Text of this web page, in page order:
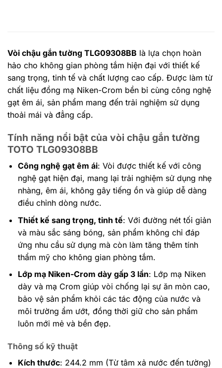
Vòi chậu gắn tường TLG09308BB là lựa chọn hoàn
hảo cho không gian phòng tắm hiện đại với thiết kế
sang trọng, tinh tế và chất lượng cao cấp. Được làm từ
chất liệu đồng mạ Niken-Crom bền bỉ cùng công nghệ
gạt êm ái, sản phẩm mang đến trải nghiệm sử dụng
thoải mái và đẳng cấp.
Tính năng nổi bật của vòi chậu gắn tường
TOTO TLG09308BB
Công nghệ gạt êm ái: Vòi được thiết kế với công
nghệ gạt hiện đại, mang lại trải nghiệm sử dụng nhẹ
nhàng, êm ái, không gây tiếng ồn và giúp dễ dàng
điều chỉnh dòng nước.
Thiết kế sang trọng, tinh tế: Với đường nét tối giản
và màu sắc sáng bóng, sản phẩm không chỉ đáp
ứng nhu cầu sử dụng mà còn làm tăng thêm tính
thẩm mỹ cho không gian phòng tắm.
Lớp mạ Niken-Crom dày gấp 3 lần: Lớp mạ Niken
dày và mạ Crom giúp vòi chống lại sự ăn mòn cao,
bảo vệ sản phẩm khỏi các tác động của nước và
môi trường ẩm ướt, đồng thời giữ cho sản phẩm
luôn mới mẻ và bền đẹp.
Thông số kỹ thuật
Kích thước: 244.2 mm (Từ tâm xả nước đến tường)